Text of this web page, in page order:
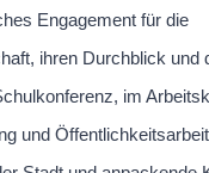
Engagement für die
ihren Durchblick und
im
und